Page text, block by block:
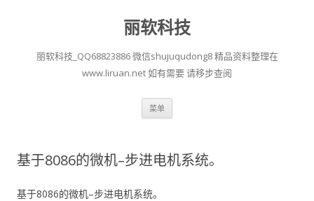
丽软科技
丽软科技_QQ68823886 微信shujuqudong8 精品资料整理在
www.liruan.net 如有需要 请移步查阅
菜单
基于8086的微机–步进电机系统。
基于8086的微机–步进电机系统。